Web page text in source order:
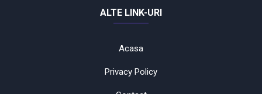
ALTE LINK-URI
Acasa
Privacy Policy